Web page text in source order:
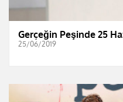
Gerçeğin Peşinde 25
25/06/2019